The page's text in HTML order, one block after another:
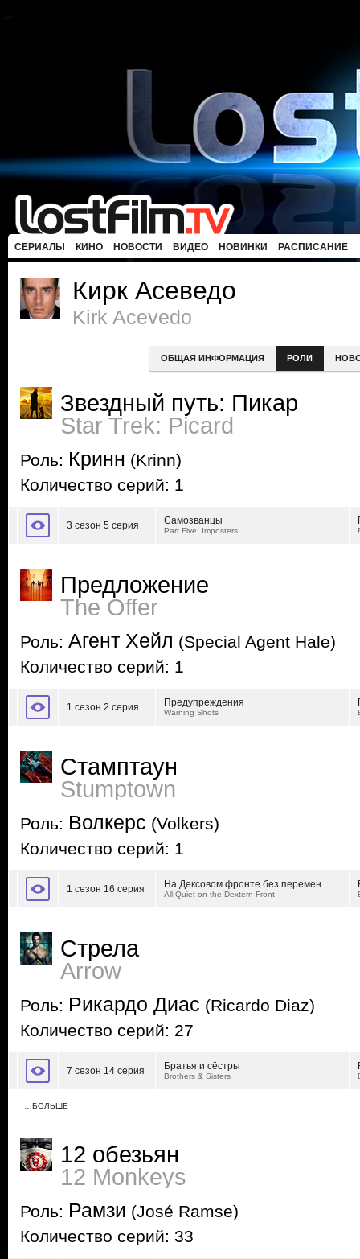
СЕРИАЛЫ КИНО НОВОСТИ ВИДЕО НОВИНКИ РАСПИСАНИЕ
Кирк Асеведо
Kirk Acevedo
ОБЩАЯ ИНФОРМАЦИЯ РОЛИ
Звездный путь: Пикар
Star Trek: Picard
Роль: Кринн (Krinn)
Количество серий: 1
3 сезон 5 серия Самозванцы
Part Five: Imposters
Предложение
The Offer
Роль: Агент Хейл (Special Agent Hale)
Количество серий: 1
1 сезон 2 серия Предупреждения
Warning Shots
Стамптаун
Stumptown
Роль: Волкерс (Volkers)
Количество серий: 1
1 сезон 16 серия На Дексовом фронте без перемен
All Quiet on the Dextern Front
Стрела
Arrow
Роль: Рикардо Диас (Ricardo Diaz)
Количество серий: 27
7 сезон 14 серия Братья и сёстры
Brothers & Sisters
…БОЛЬШЕ
12 обезьян
12 Monkeys
Роль: Рамзи (José Ramse)
Количество серий: 33